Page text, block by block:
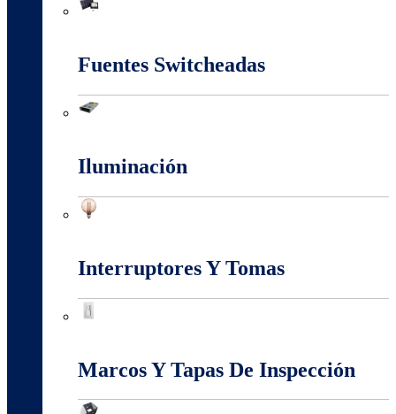
Fuentes Switcheadas
Iluminación
Interruptores Y Tomas
Marcos Y Tapas De Inspección